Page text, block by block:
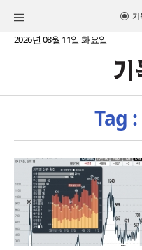
기
2026년 08월 11일 화요일
Tag